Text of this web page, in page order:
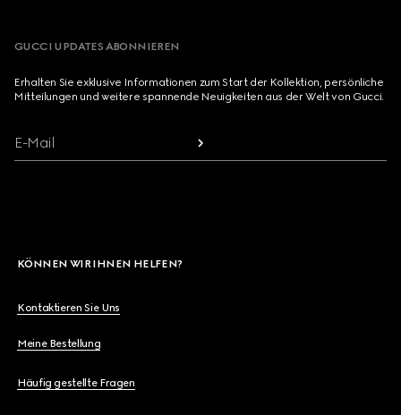
GUCCI UPDATES ABONNIEREN
Erhalten Sie exklusive Informationen zum Start der Kollektion, persönliche
Mitteilungen und weitere spannende Neuigkeiten aus der Welt von Gucci.
E-Mail
KÖNNEN WIR IHNEN HELFEN?
Kontaktieren Sie Uns
Meine Bestellung
Häufig gestellte Fragen